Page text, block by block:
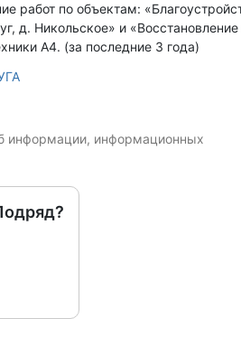
работ по объектам:
д. Никольское» и «Восстановление
А4. (за последние 3 года)
информации, информационных